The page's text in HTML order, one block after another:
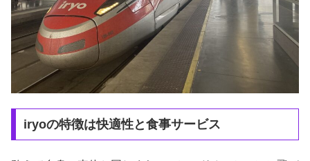
iryoの特徴は快適性と食事サービス